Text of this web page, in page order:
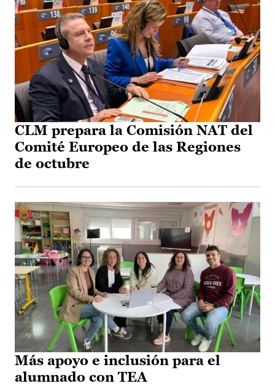
CLM prepara la Comisión NAT del
Comité Europeo de las Regiones
de octubre
Más apoyo e inclusión para el
alumnado con TEA